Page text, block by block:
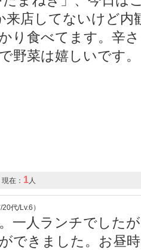
来店してないけど
り食べてます。辛
野菜は嬉しいです
現在： 1人
代/Lv.6）
一人ランチでした
できました。お昼